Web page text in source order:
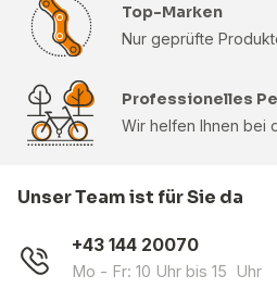
Top-Marken
Nur geprüfte
Professionelles
Wir helfen Ihnen bei
Unser Team ist für Sie da
+43 144 20070
Mo - Fr: 10 Uhr bis 15 Uhr